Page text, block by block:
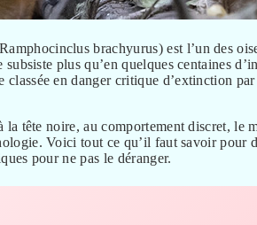
brachyurus) est l’un des
plus qu’en quelques centaines
classée en danger critique d’extinction
la tête noire, au comportement discret, le
Voici tout ce qu’il faut savoir pour
pour ne pas le déranger.